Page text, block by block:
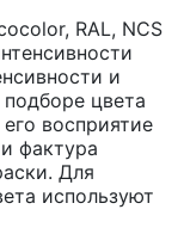
RAL, NCS
и
цвета
восприятие
фактура
Для
используют